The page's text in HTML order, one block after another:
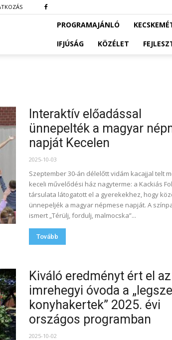
PROGRAMAJÁNLÓ
IFJÚSÁG
KÖZÉLET
Interaktív előadással
ünnepelték a magyar
napját Kecelen
2025-10-03
Szeptember 30-án délelőtt vidám kacajjal telt
keceli művelődési ház nagyterme: a Kackiás
társulata látogatott el a gyerekekhez, hogy
ünnepeljék a magyar népmese napját. A
ismert „Térülj, fordulj, malmocska”...
Tovább
Kiváló eredményt ért el az
imrehegyi óvoda a
konyhakertek” 2025. évi
országos programban
2025-10-02